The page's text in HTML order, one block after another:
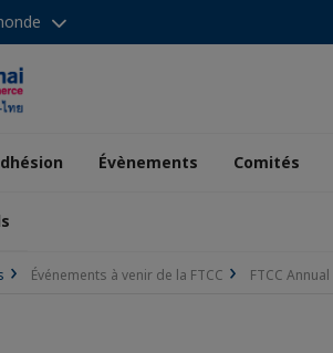
Évènements Comités
Événements à venir de la FTCC FTCC